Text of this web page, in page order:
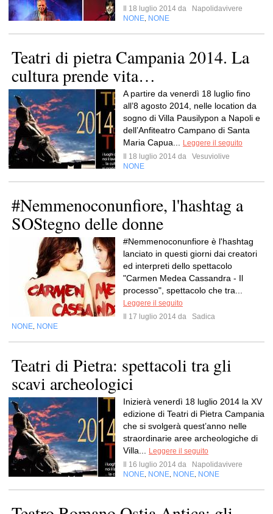
Il 18 luglio 2014 da
Napolidavivere
NONE NONE
Teatri di pietra Campania 2014. La
cultura prende vita…
A partire da venerdì 18 luglio fino
all’8 agosto 2014, nelle location da
sogno di Villa Pausilypon a Napoli e
dell’Anfiteatro Campano di Santa
Maria Capua...
Leggere il seguito
Il 18 luglio 2014 da
Vesuviolive
NONE
#Nemmenoconunfiore, l'hashtag a
SOStegno delle donne
#Nemmenoconunfiore è l'hashtag
lanciato in questi giorni dai creatori
ed interpreti dello spettacolo
"Carmen Medea Cassandra - Il
processo", spettacolo che tra...
Leggere il seguito
Il 17 luglio 2014 da
Sadica
NONE NONE
Teatri di Pietra: spettacoli tra gli
scavi archeologici
Inizierà venerdì 18 luglio 2014 la XV
edizione di Teatri di Pietra Campania
che si svolgerà quest’anno nelle
straordinarie aree archeologiche di
Villa...
Leggere il seguito
Il 16 luglio 2014 da
Napolidavivere
NONE NONE NONE NONE